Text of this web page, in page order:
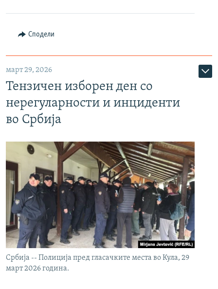
Сподели
март 29, 2026
Тензичен изборен ден со
нерегуларности и инциденти
во Србија
Србија -- Полиција пред гласачките места во Кула, 29
март 2026 година.